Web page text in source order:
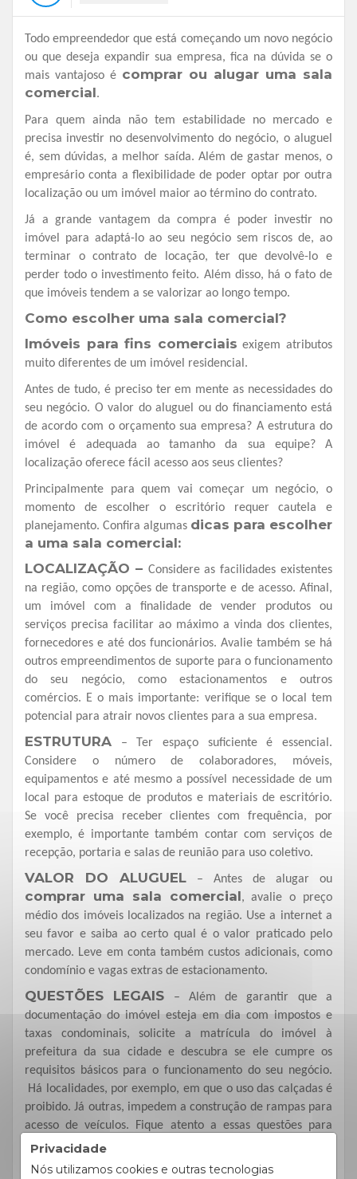
Privacidade
Nós utilizamos cookies e outras tecnologias
Todo empreendedor que está começando um novo negócio
ou que deseja expandir sua empresa, fica na dúvida se o
mais vantajoso é comprar ou alugar uma sala
comercial.
Para quem ainda não tem estabilidade no mercado e
precisa investir no desenvolvimento do negócio, o aluguel
é, sem dúvidas, a melhor saída. Além de gastar menos, o
empresário conta a flexibilidade de poder optar por outra
localização ou um imóvel maior ao término do contrato.
Já a grande vantagem da compra é poder investir no
imóvel para adaptá-lo ao seu negócio sem riscos de, ao
terminar o contrato de locação, ter que devolvê-lo e
perder todo o investimento feito. Além disso, há o fato de
que imóveis tendem a se valorizar ao longo tempo.
Como escolher uma sala comercial?
Imóveis para fins comerciais exigem atributos
muito diferentes de um imóvel residencial.
Antes de tudo, é preciso ter em mente as necessidades do
seu negócio. O valor do aluguel ou do financiamento está
de acordo com o orçamento sua empresa? A estrutura do
imóvel é adequada ao tamanho da sua equipe? A
localização oferece fácil acesso aos seus clientes?
Principalmente para quem vai começar um negócio, o
momento de escolher o escritório requer cautela e
planejamento. Confira algumas dicas para escolher
a uma sala comercial:
LOCALIZAÇÃO – Considere as facilidades existentes
na região, como opções de transporte e de acesso. Afinal,
um imóvel com a finalidade de vender produtos ou
serviços precisa facilitar ao máximo a vinda dos clientes,
fornecedores e até dos funcionários. Avalie também se há
outros empreendimentos de suporte para o funcionamento
do seu negócio, como estacionamentos e outros
comércios. E o mais importante: verifique se o local tem
potencial para atrair novos clientes para a sua empresa.
ESTRUTURA – Ter espaço suficiente é essencial.
Considere o número de colaboradores, móveis,
equipamentos e até mesmo a possível necessidade de um
local para estoque de produtos e materiais de escritório.
Se você precisa receber clientes com frequência, por
exemplo, é importante também contar com serviços de
recepção, portaria e salas de reunião para uso coletivo.
VALOR DO ALUGUEL – Antes de alugar ou
comprar uma sala comercial, avalie o preço
médio dos imóveis localizados na região. Use a internet a
seu favor e saiba ao certo qual é o valor praticado pelo
mercado. Leve em conta também custos adicionais, como
condomínio e vagas extras de estacionamento.
QUESTÕES LEGAIS – Além de garantir que a
documentação do imóvel esteja em dia com impostos e
taxas condominais, solicite a matrícula do imóvel à
prefeitura da sua cidade e descubra se ele cumpre os
requisitos básicos para o funcionamento do seu negócio.
Há localidades, por exemplo, em que o uso das calçadas é
proibido. Já outras, impedem a construção de rampas para
acesso de veículos. Fique atento a essas questões para
estar de acordo com a legislação.
ACibraco Imóveisconta diversas opções de